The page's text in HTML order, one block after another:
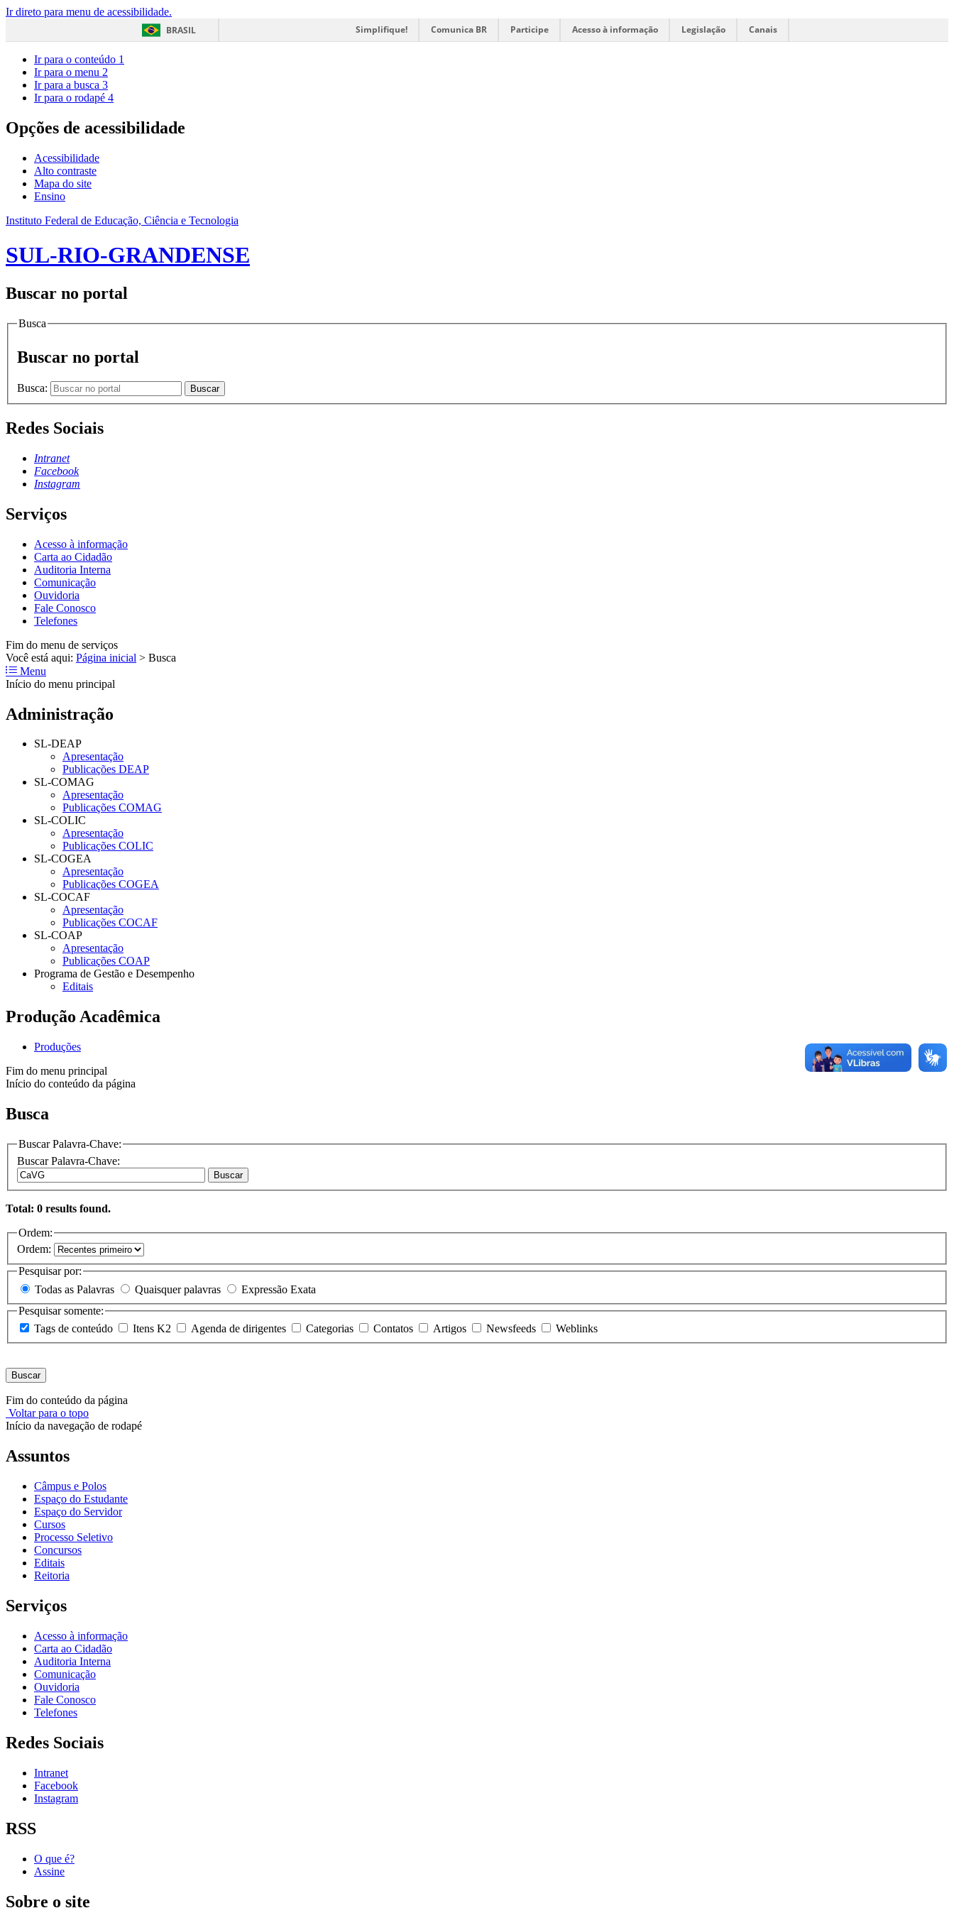
Ir direto para menu de acessibilidade.
BRASIL
Simplifique! Comunica BR Participe Acesso à informação Legislação Canais
Ir para o conteúdo 1
Ir para o menu 2
Ir para a busca 3
Ir para o rodapé 4
Opções de acessibilidade
Acessibilidade
Alto contraste
Mapa do site
Ensino
Instituto Federal de Educação, Ciência e Tecnologia
SUL-RIO-GRANDENSE
Buscar no portal
Busca
Buscar no portal
Busca: Buscar
Redes Sociais
Intranet
Facebook
Instagram
Serviços
Acesso à informação
Carta ao Cidadão
Auditoria Interna
Comunicação
Ouvidoria
Fale Conosco
Telefones
Fim do menu de serviços
Você está aqui: Página inicial > Busca
Menu
Início do menu principal
Administração
SL-DEAP
Apresentação
Publicações DEAP
SL-COMAG
Apresentação
Publicações COMAG
SL-COLIC
Apresentação
Publicações COLIC
SL-COGEA
Apresentação
Publicações COGEA
SL-COCAF
Apresentação
Publicações COCAF
SL-COAP
Apresentação
Publicações COAP
Programa de Gestão e Desempenho
Editais
Produção Acadêmica
Produções
Fim do menu principal
Início do conteúdo da página
Busca
Buscar Palavra-Chave:
Buscar Palavra-Chave:
Buscar
Total: 0 results found.
Ordem:
Ordem:
Pesquisar por:
Todas as Palavras
Quaisquer palavras
Expressão Exata
Pesquisar somente:
Tags de conteúdo
Itens K2 Agenda de dirigentes Categorias Contatos Artigos Newsfeeds Weblinks
Buscar
Fim do conteúdo da página
Voltar para o topo
Início da navegação de rodapé
Assuntos
Câmpus e Polos
Espaço do Estudante
Espaço do Servidor
Cursos
Processo Seletivo
Concursos
Editais
Reitoria
Serviços
Acesso à informação
Carta ao Cidadão
Auditoria Interna
Comunicação
Ouvidoria
Fale Conosco
Telefones
Redes Sociais
Intranet
Facebook
Instagram
RSS
O que é?
Assine
Sobre o site